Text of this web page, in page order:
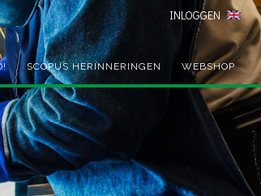
INLOGGEN
SCOPUS HERINNERINGEN WEBSHOP